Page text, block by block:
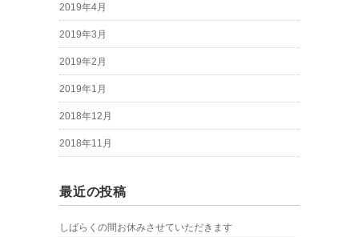
2019年4月
2019年3月
2019年2月
2019年1月
2018年12月
2018年11月
最近の投稿
しばらくの間お休みさせていただきます